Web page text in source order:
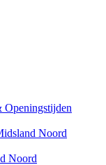
Openingstijden
Noord
Noord